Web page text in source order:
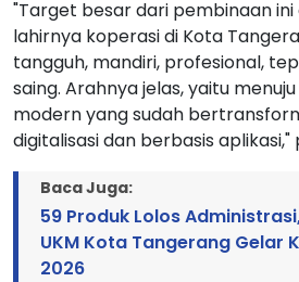
"Target besar dari pembinaan
lahirnya koperasi di Kota
tangguh, mandiri, profesional,
saing. Arahnya jelas, yaitu
modern yang sudah
digitalisasi dan berbasis aplikasi,"
Baca Juga:
59 Produk Lolos
UKM Kota Tangerang Gelar
2026